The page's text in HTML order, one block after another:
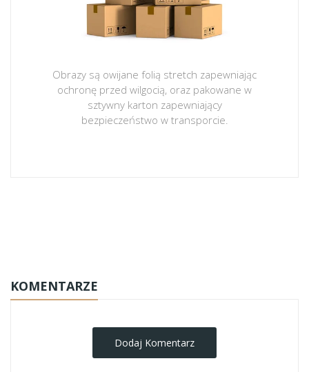
Obrazy są owijane folią stretch zapewniając
ochronę przed wilgocią, oraz pakowane w
sztywny karton zapewniający
bezpieczeństwo w transporcie.
KOMENTARZE
Dodaj Komentarz